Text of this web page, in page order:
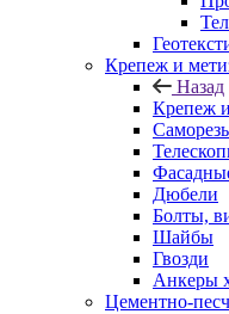
Крепеж и
Назад
Крепеж
Дюбели
Болты,
Шайбы
Гвозди
Анкеры
Цементно-